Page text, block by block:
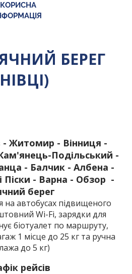
КОРИСНА
БЕРЕГ
- Житомир - Вінниця -
Подільський -
- Балчик - Албена -
Піски - Варна - Обзор -
берег
на автобусах підвищеного
Wi-Fi, зарядки для
біотуалет по маршруту,
1 місце до 25 кг та ручна
до 5 кг)
рейсів